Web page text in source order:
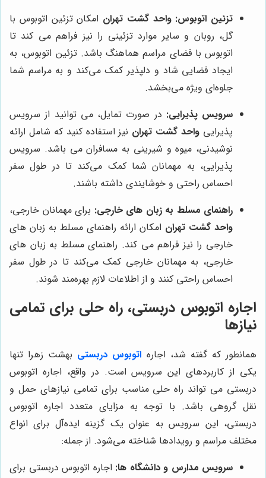
تزئین اتوبوس: واحد گشت تهران امکان تزئین اتوبوس با
گل، روبان و سایر موارد تزئینی را نیز فراهم می کند تا
اتوبوس با فضای مراسم هماهنگ باشد. تزئین اتوبوس، به
ایجاد فضایی شاد و دلپذیر کمک می‌کند و به مراسم شما
جلوه‌ای ویژه می‌بخشد.
سرویس پذیرایی: در صورت تمایل، می توانید از سرویس
پذیرایی واحد گشت تهران نیز استفاده کنید که شامل ارائه
نوشیدنی، میوه و شیرینی به مسافران می باشد. سرویس
پذیرایی، به مهمانان شما کمک می‌کند تا در طول سفر
احساس راحتی و خوشایندی داشته باشند.
راهنمای مسلط به زبان های خارجی: برای مهمانان خارجی،
واحد گشت تهران امکان ارائه راهنمای مسلط به زبان های
خارجی را نیز فراهم می کند. راهنمای مسلط به زبان های
خارجی، به مهمانان خارجی کمک می‌کند تا در طول سفر
احساس راحتی کنند و از اطلاعات لازم بهره‌مند شوند.
اجاره اتوبوس دربستی، راه حلی برای تمامی
نیازها
همانطور که گفته شد، اجاره اتوبوس دربستی بهشت زهرا تنها
یکی از کاربردهای این سرویس است. در واقع، اجاره اتوبوس
دربستی می تواند راه حلی مناسب برای تمامی نیازهای حمل و
نقل گروهی باشد. با توجه به مزایای متعدد اجاره اتوبوس
دربستی، این سرویس به عنوان یک گزینه ایده‌آل برای انواع
مختلف مراسم و رویدادها شناخته می‌شود. از جمله:
سرویس مدارس و دانشگاه ها: اجاره اتوبوس دربستی برای